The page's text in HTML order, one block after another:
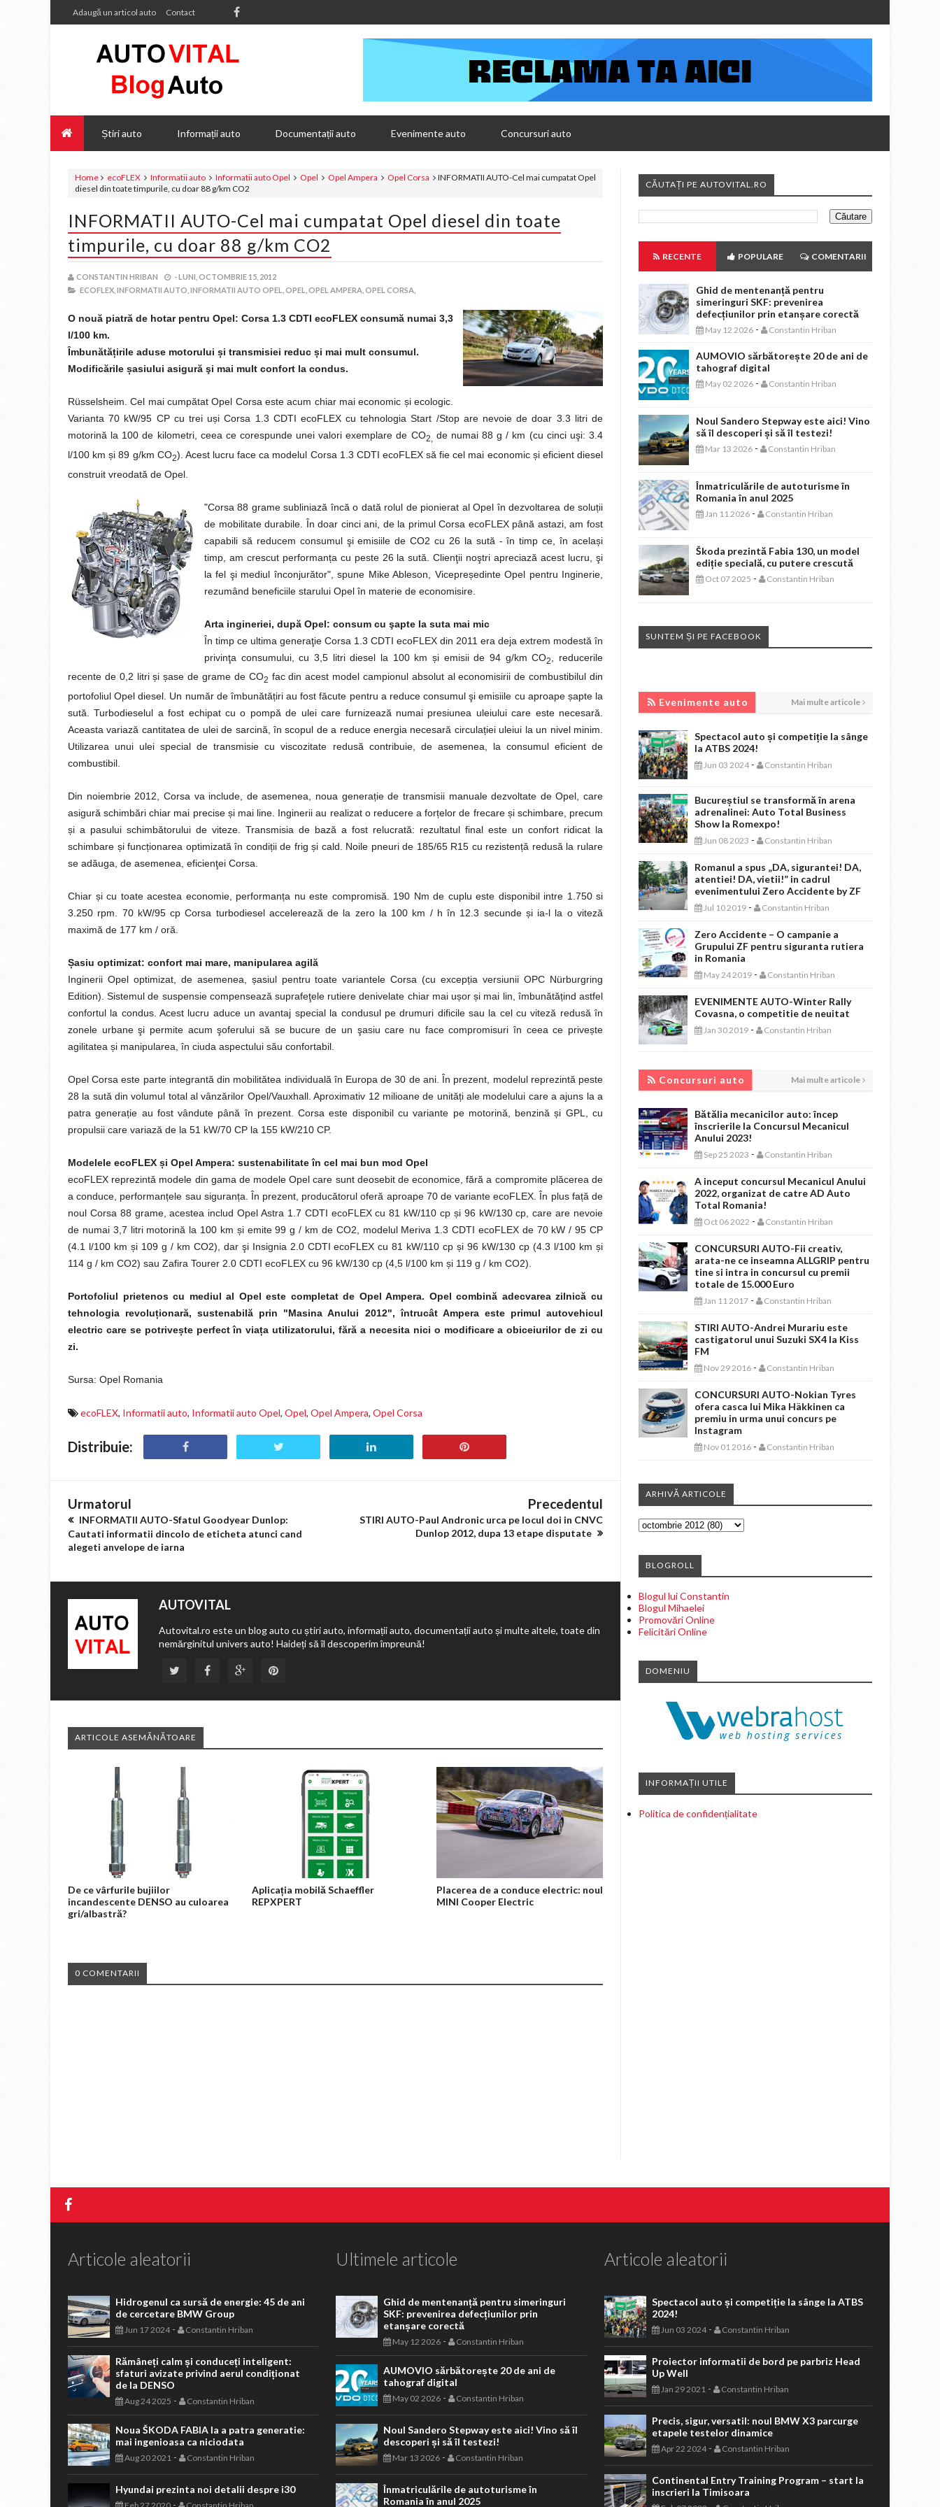
Adaugă un articol auto Contact
Știri auto Informații auto Documentații auto Evenimente auto Concursuri auto
Home ecoFLEX Informatii auto Informatii auto Opel Opel Opel Ampera Opel Corsa
INFORMATII AUTO-Cel mai cumpatat Opel
diesel din toate timpurile, cu doar 88 g/km CO2
INFORMATII AUTO-Cel mai cumpatat Opel diesel din toate
timpurile, cu doar 88 g/km CO2
CONSTANTIN HRIBAN -LUNI, OCTOMBRIE 15, 2012
ECOFLEX, INFORMATII AUTO, INFORMATII AUTO OPEL, OPEL, OPEL AMPERA, OPEL CORSA,
O nouă piatră de hotar pentru Opel: Corsa 1.3 CDTI ecoFLEX consumă numai 3,3
l/100 km.
Îmbunătățirile aduse motorului și transmisiei reduc și mai mult consumul.
Modificările șasiului asigură şi mai mult confort la condus.
Rüsselsheim. Cel mai cumpătat Opel Corsa este acum chiar mai economic și ecologic.
Varianta 70 kW/95 CP cu trei uși Corsa 1.3 CDTI ecoFLEX cu tehnologia Start /Stop are nevoie de doar 3.3 litri de
motorină la 100 de kilometri, ceea ce corespunde unei valori exemplare de CO2,
de numai 88 g / km (cu cinci uşi: 3.4
l/100 km și 89 g/km CO2). Acest lucru face ca modelul Corsa 1.3 CDTI ecoFLEX să fie cel mai economic și eficient diesel
construit vreodată de Opel.
"Corsa 88 grame subliniază încă o dată rolul de pionierat al Opel în dezvoltarea de soluții
de mobilitate durabile. În doar cinci ani, de la primul Corsa ecoFLEX până astazi, am fost
capabili să reducem consumul şi emisiile de CO2 cu 26 la sută - în timp ce, în același
timp, am crescut performanța cu peste 26 la sută. Clienţii noştri apreciază acest lucru, şi
la fel şi mediul înconjurător", spune Mike Ableson, Vicepreședinte Opel pentru Inginerie,
rezumând beneficiile starului Opel în materie de economisire.
Arta ingineriei, după Opel: consum cu şapte la suta mai mic
În timp ce ultima generaţie Corsa 1.3 CDTI ecoFLEX din 2011 era deja extrem modestă în
privinţa consumului, cu 3,5 litri diesel la 100 km și emisii de 94 g/km CO2
, reducerile
recente de 0,2 litri și șase de grame de CO2 fac din acest model campionul absolut al economisirii de combustibilul din
portofoliul Opel diesel. Un număr de îmbunătățiri au fost făcute pentru a reduce consumul şi emisiile cu aproape șapte la
sută. Turbodieselul a fost echipat cu o pompă de ulei care furnizează numai presiunea uleiului care este necesară.
Aceasta variază cantitatea de ulei de sarcină, în scopul de a reduce energia necesară circulației uleiui la un nivel minim.
Utilizarea unui ulei special de transmisie cu viscozitate redusă contribuie, de asemenea, la consumul eficient de
combustibil.
Din noiembrie 2012, Corsa va include, de asemenea, noua generație de transmisii manuale dezvoltate de Opel, care
asigură schimbări chiar mai precise și mai line. Inginerii au realizat o reducere a forțelor de frecare și schimbare, precum
și a pasului schimbătorului de viteze. Transmisia de bază a fost relucrată: rezultatul final este un confort ridicat la
schimbare și funcționarea optimizată în condiții de frig și cald. Noile pneuri de 185/65 R15 cu rezistență redusă la rulare
se adăuga, de asemenea, eficienţei Corsa.
Chiar și cu toate acestea economie, performanța nu este compromisă. 190 Nm de cuplu este disponibil intre 1.750 si
3.250 rpm. 70 kW/95 cp Corsa turbodiesel accelerează de la zero la 100 km / h în 12.3 secunde și ia-l la o viteză
maximă de 177 km / oră.
Șasiu optimizat: confort mai mare, manipularea agilă
Inginerii Opel optimizat, de asemenea, șasiul pentru toate variantele Corsa (cu excepția versiunii OPC Nürburgring
Edition). Sistemul de suspensie compensează suprafeţele rutiere denivelate chiar mai ușor și mai lin, îmbunătățind astfel
confortul la condus. Acest lucru aduce un avantaj special la condusul pe drumuri dificile sau la cel cu viteză redusă în
zonele urbane şi permite acum şoferului să se bucure de un şasiu care nu face compromisuri în ceea ce privește
agilitatea și manipularea, în ciuda aspectului său confortabil.
Opel Corsa este parte integrantă din mobilitătea individuală în Europa de 30 de ani. În prezent, modelul reprezintă peste
28 la sută din volumul total al vânzărilor Opel/Vauxhall. Aproximativ 12 milioane de unități ale modelului care a ajuns la a
patra generație au fost vândute până în prezent. Corsa este disponibil cu variante pe motorină, benzină și GPL, cu
propulsii care variază de la 51 kW/70 CP la 155 kW/210 CP.
Modelele ecoFLEX și Opel Ampera: sustenabilitate în cel mai bun mod Opel
ecoFLEX reprezintă modele din gama de modele Opel care sunt deosebit de economice, fără a compromite plăcerea de
a conduce, performanțele sau siguranța. În prezent, producătorul oferă aproape 70 de variante ecoFLEX. În plus față de
noul Corsa 88 grame, acestea includ Opel Astra 1.7 CDTI ecoFLEX cu 81 kW/110 cp și 96 kW/130 cp, care are nevoie
de numai 3,7 litri motorină la 100 km și emite 99 g / km de CO2, modelul Meriva 1.3 CDTI ecoFLEX de 70 kW / 95 CP
(4.1 l/100 km și 109 g / km CO2), dar şi Insignia 2.0 CDTI ecoFLEX cu 81 kW/110 cp și 96 kW/130 cp (4.3 l/100 km și
114 g / km CO2) sau Zafira Tourer 2.0 CDTI ecoFLEX cu 96 kW/130 cp (4,5 l/100 km și 119 g / km CO2).
Portofoliul prietenos cu mediul al Opel este completat de Opel Ampera. Opel combină adecvarea zilnică cu
tehnologia revoluționară, sustenabilă prin "Masina Anului 2012", întrucât Ampera este primul autovehicul
electric care se potrivește perfect în viața utilizatorului, fără a necesita nici o modificare a obiceiurilor de zi cu
zi.
Sursa: Opel Romania
ecoFLEX, Informatii auto, Informatii auto Opel, Opel, Opel Ampera, Opel Corsa
Distribuie:
Urmatorul
INFORMATII AUTO-Sfatul Goodyear Dunlop:
Cautati informatii dincolo de eticheta atunci cand
alegeti anvelope de iarna
Precedentul
STIRI AUTO-Paul Andronic urca pe locul doi in CNVC
Dunlop 2012, dupa 13 etape disputate
AUTOVITAL
Autovital.ro este un blog auto cu știri auto, informații auto, documentații auto și multe altele, toate din
nemărginitul univers auto! Haideți să îl descoperim împreună!
ARTICOLE ASEMĂNĂTOARE
De ce vârfurile bujiilor
incandescente DENSO au culoarea
gri/albastră?
Aplicația mobilă Schaeffler
REPXPERT
Placerea de a conduce electric: noul
MINI Cooper Electric
0 COMENTARII
CĂUTAȚI PE AUTOVITAL.RO
RECENTE POPULARE COMENTARII
Ghid de mentenanță pentru
simeringuri SKF: prevenirea
defecțiunilor prin etanșare corectă
May 12 2026 - Constantin Hriban
AUMOVIO sărbătorește 20 de ani de
tahograf digital
May 02 2026 - Constantin Hriban
Noul Sandero Stepway este aici! Vino
să îl descoperi și să îl testezi!
Mar 13 2026 - Constantin Hriban
Înmatriculările de autoturisme în
Romania în anul 2025
Jan 11 2026 - Constantin Hriban
Škoda prezintă Fabia 130, un model
ediție specială, cu putere crescută
Oct 07 2025 - Constantin Hriban
SUNTEM ȘI PE FACEBOOK
Evenimente auto Mai multe articole
Spectacol auto și competiție la sânge
la ATBS 2024!
Jun 03 2024 - Constantin Hriban
Bucureștiul se transformă în arena
adrenalinei: Auto Total Business
Show la Romexpo!
Jun 08 2023 - Constantin Hriban
Romanul a spus „DA, sigurantei! DA,
atentiei! DA, vietii!” in cadrul
evenimentului Zero Accidente by ZF
Jul 10 2019 - Constantin Hriban
Zero Accidente – O campanie a
Grupului ZF pentru siguranta rutiera
in Romania
May 24 2019 - Constantin Hriban
EVENIMENTE AUTO-Winter Rally
Covasna, o competitie de neuitat
Jan 30 2019 - Constantin Hriban
Concursuri auto Mai multe articole
Bătălia mecanicilor auto: încep
înscrierile la Concursul Mecanicul
Anului 2023!
Sep 25 2023 - Constantin Hriban
A inceput concursul Mecanicul Anului
2022, organizat de catre AD Auto
Total Romania!
Oct 06 2022 - Constantin Hriban
CONCURSURI AUTO-Fii creativ,
arata-ne ce inseamna ALLGRIP pentru
tine si intra in concursul cu premii
totale de 15.000 Euro
Jan 11 2017 - Constantin Hriban
STIRI AUTO-Andrei Murariu este
castigatorul unui Suzuki SX4 la Kiss
FM
Nov 29 2016 - Constantin Hriban
CONCURSURI AUTO-Nokian Tyres
ofera casca lui Mika Häkkinen ca
premiu in urma unui concurs pe
Instagram
Nov 01 2016 - Constantin Hriban
ARHIVĂ ARTICOLE
BLOGROLL
Blogul lui Constantin
Blogul Mihaelei
Promovări Online
Felicitări Online
DOMENIU
INFORMAȚII UTILE
Politica de confidențialitate
Articole aleatorii
Hidrogenul ca sursă de energie: 45 de ani
de cercetare BMW Group
Jun 17 2024- Constantin Hriban
Rămâneți calm și conduceți inteligent:
sfaturi avizate privind aerul condiționat
de la DENSO
Aug 24 2025 - Constantin Hriban
Noua ŠKODA FABIA la a patra generatie:
mai ingenioasa ca niciodata
Aug 20 2021 - Constantin Hriban
Hyundai prezinta noi detalii despre i30
-
Ultimele articole
Ghid de mentenanță pentru simeringuri
SKF: prevenirea defecțiunilor prin
etanșare corectă
May 12 2026 - Constantin Hriban
AUMOVIO sărbătorește 20 de ani de
tahograf digital
May 02 2026 - Constantin Hriban
Noul Sandero Stepway este aici! Vino să îl
descoperi și să îl testezi!
Mar 13 2026 - Constantin Hriban
Înmatriculările de autoturisme în
Romania în anul 2025
Articole aleatorii
Spectacol auto și competiție la sânge la ATBS
2024!
Jun 03 2024- Constantin Hriban
Proiector informatii de bord pe parbriz Head
Up Well
Jan 29 2021 - Constantin Hriban
Precis, sigur, versatil: noul BMW X3 parcurge
etapele testelor dinamice
Apr 22 2024- Constantin Hriban
Continental Entry Training Program – start la
inscrieri la Timisoara